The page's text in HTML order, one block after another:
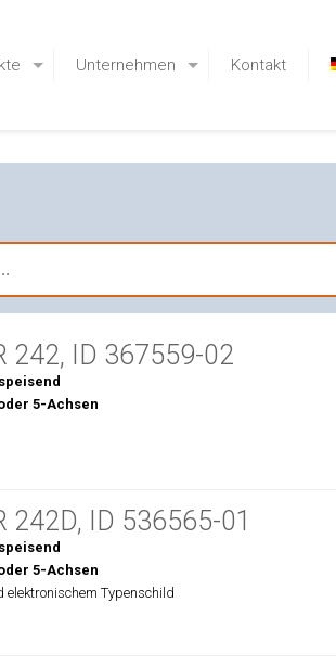
Unternehmen Kontakt
242, ID 367559-02
5-Achsen
242D, ID 536565-01
5-Achsen
elektronischem Typenschild